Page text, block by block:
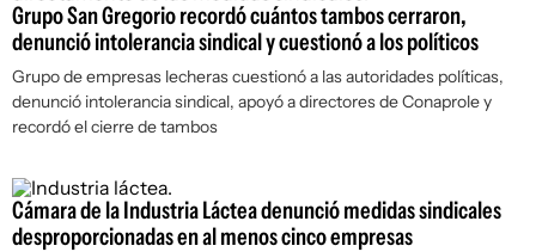
Grupo San Gregorio recordó cuántos tambos cerraron,
denunció intolerancia sindical y cuestionó a los políticos
Grupo de empresas lecheras cuestionó a las autoridades políticas,
denunció intolerancia sindical, apoyó a directores de Conaprole y
recordó el cierre de tambos
Cámara de la Industria Láctea denunció medidas sindicales
desproporcionadas en al menos cinco empresas